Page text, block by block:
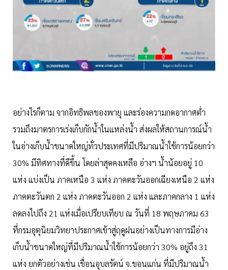
อย่างไรก็ตาม จากอิทธิพลของพายุ และร่องความกดอากาศต่ำ
รวมถึงมาตรการเร่งเก็บกักน้ำในแหล่งน้ำ ส่งผลให้สถานการณ์น้ำ
ในอ่างเก็บน้ำขนาดใหญ่ทั่วประเทศที่มีปริมาณน้ำใช้การน้อยกว่า
30% มีทิศทางที่ดีขึ้น โดยล่าสุดคงเหลือ อ่างฯ น้ำน้อยอยู่ 10
แห่ง แบ่งเป็น ภาคเหนือ 3 แห่ง ภาคตะวันออกเฉียงเหนือ 2 แห่ง
ภาคตะวันตก 2 แห่ง ภาคตะวันออก 2 แห่ง และภาคกลาง 1 แห่ง
ลดลงไปถึง 21 แห่งเมื่อเปรียบเทียบ ณ วันที่ 18 พฤษภาคม 63
ที่กรมอุตุนิยมวิทยาประกาศเข้าสู่ฤดูฝนอย่างเป็นทางการมีอ่าง
เก็บน้ำขนาดใหญ่ที่มีปริมาณน้ำใช้การน้อยกว่า 30% อยู่ถึง 31
แห่ง ยกตัวอย่างเช่น เขื่อนอุบลรัตน์ จ.ขอนแก่น ที่มีปริมาณน้ำ